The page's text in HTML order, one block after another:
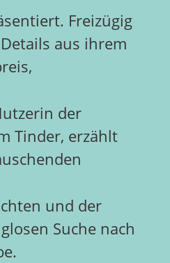
Freizügig
aus ihrem
der
Tinder, erzählt
und der
Suche nach